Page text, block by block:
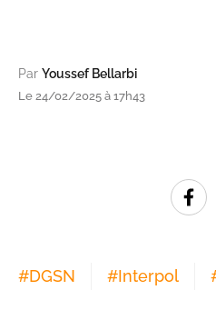
Par Youssef Bellarbi
Le 24/02/2025 à 17h43
#DGSN #Interpol